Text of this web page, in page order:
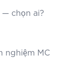
— chọn ai?
nghiệm MC